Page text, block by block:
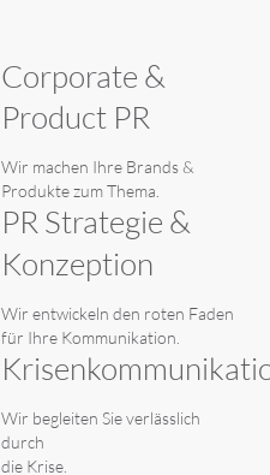
Corporate &
Product PR
Wir machen Ihre Brands &
Produkte zum Thema.
PR Strategie &
Konzeption
Wir entwickeln den roten Faden
für Ihre Kommunikation.
Wir begleiten Sie verlässlich
durch
die Krise.